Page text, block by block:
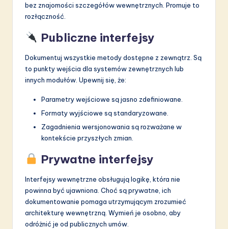
bez znajomości szczegółów wewnętrznych. Promuje to
rozłączność.
Publiczne interfejsy
Dokumentuj wszystkie metody dostępne z zewnątrz. Są
to punkty wejścia dla systemów zewnętrznych lub
innych modułów. Upewnij się, że:
Parametry wejściowe są jasno zdefiniowane.
Formaty wyjściowe są standaryzowane.
Zagadnienia wersjonowania są rozważane w
kontekście przyszłych zmian.
Prywatne interfejsy
Interfejsy wewnętrzne obsługują logikę, która nie
powinna być ujawniona. Choć są prywatne, ich
dokumentowanie pomaga utrzymującym zrozumieć
architekturę wewnętrzną. Wymień je osobno, aby
odróżnić je od publicznych umów.